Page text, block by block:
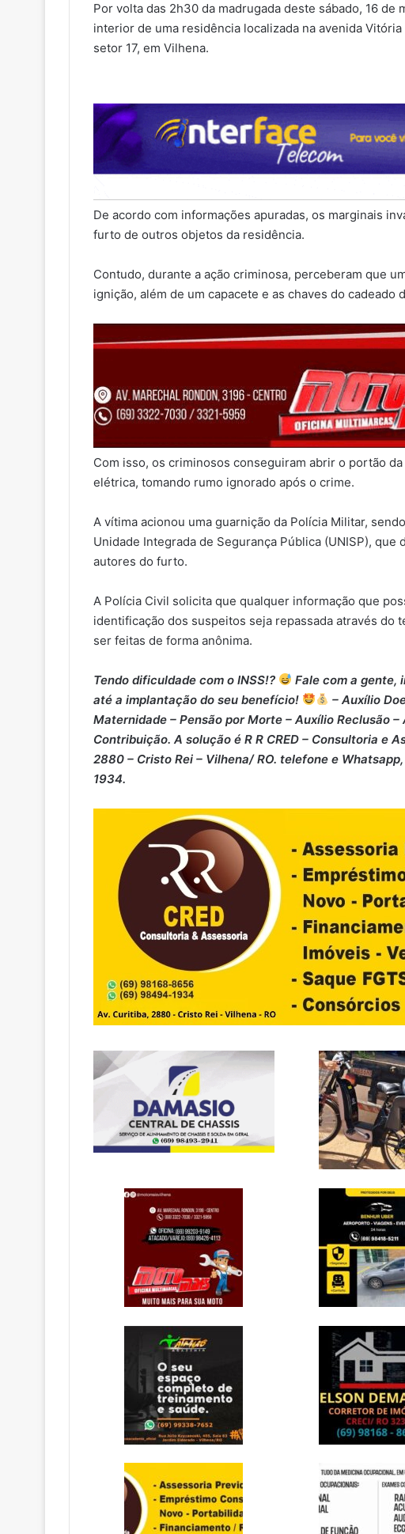
Por volta das 2h30 da madrugada deste sábado, 16
interior de uma residência localizada na avenida
setor 17, em Vilhena.
De acordo com informações apuradas, os marginais
furto de outros objetos da residência.
Contudo, durante a ação criminosa, perceberam que
ignição, além de um capacete e as chaves do cadeado
Com isso, os criminosos conseguiram abrir o portão
elétrica, tomando rumo ignorado após o crime.
A vítima acionou uma guarnição da Polícia Militar,
Unidade Integrada de Segurança Pública (UNISP),
autores do furto.
A Polícia Civil solicita que qualquer informação que
identificação dos suspeitos seja repassada através do
ser feitas de forma anônima.
Tendo dificuldade com o INSS!?
Fale com a gente,
até a implantação do seu benefício!
– Auxílio
Maternidade – ⁠Pensão por Morte – ⁠Auxílio Reclusão
Contribuição. A solução é R R CRED – Consultoria e
2880 – Cristo Rei – Vilhena/ RO. telefone e
1934.